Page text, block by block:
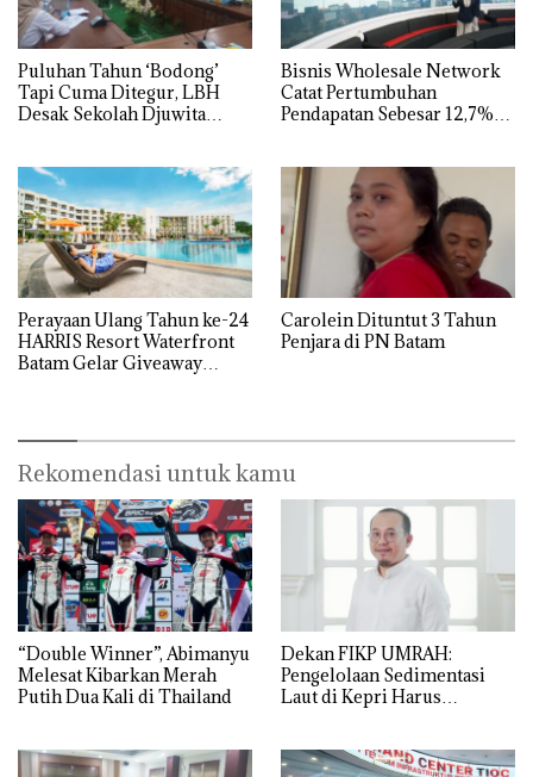
Puluhan Tahun ‘Bodong’
Tapi Cuma Ditegur, LBH
Desak Sekolah Djuwita
Bisnis Wholesale Network
Catat Pertumbuhan
Pendapatan Sebesar 12,7%
Perayaan Ulang Tahun ke-24
HARRIS Resort Waterfront
Batam Gelar Giveaway
Carolein Dituntut 3 Tahun
Penjara di PN Batam
Rekomendasi untuk kamu
“Double Winner”, Abimanyu
Melesat Kibarkan Merah
Putih Dua Kali di Thailand
Dekan FIKP UMRAH:
Pengelolaan Sedimentasi
Laut di Kepri Harus
dengan Konservasi